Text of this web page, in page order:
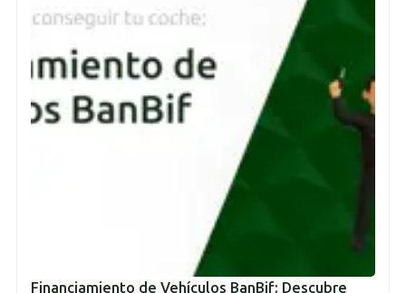
Financiamiento de Vehículos BanBif: Descubre